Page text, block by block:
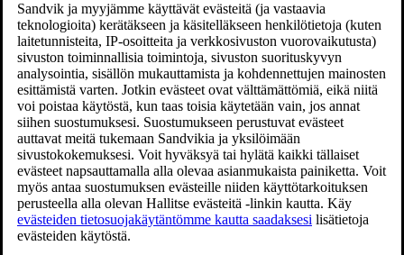
Sandvik ja myyjämme käyttävät evästeitä (ja vastaavia
teknologioita) kerätäkseen ja käsitelläkseen henkilötietoja (kuten
laitetunnisteita, IP-osoitteita ja verkkosivuston vuorovaikutusta)
sivuston toiminnallisia toimintoja, sivuston suorituskyvyn
analysointia, sisällön mukauttamista ja kohdennettujen mainosten
esittämistä varten. Jotkin evästeet ovat välttämättömiä, eikä niitä
voi poistaa käytöstä, kun taas toisia käytetään vain, jos annat
siihen suostumuksesi. Suostumukseen perustuvat evästeet
auttavat meitä tukemaan Sandvikia ja yksilöimään
sivustokokemuksesi. Voit hyväksyä tai hylätä kaikki tällaiset
evästeet napsauttamalla alla olevaa asianmukaista painiketta. Voit
myös antaa suostumuksen evästeille niiden käyttötarkoituksen
perusteella alla olevan Hallitse evästeitä -linkin kautta. Käy
evästeiden tietosuojakäytäntömme kautta saadaksesi lisätietoja
evästeiden käytöstä.